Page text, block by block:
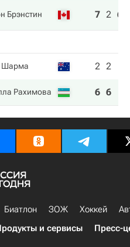
Брэнстин 7 2 6
Шарма 2 2
Рахимова 6 6
Биатлон ЗОЖ Хоккей
и сервисы Пресс-